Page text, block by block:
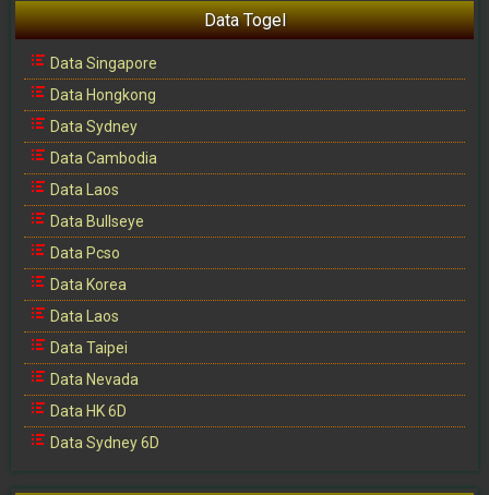
Data Togel
Data Singapore
Data Hongkong
Data Sydney
Data Cambodia
Data Laos
Data Bullseye
Data Pcso
Data Korea
Data Laos
Data Taipei
Data Nevada
Data HK 6D
Data Sydney 6D